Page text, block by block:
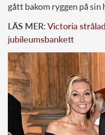
gått bakom ryggen på sin
LÄS MER:Victoria
jubileumsbankett